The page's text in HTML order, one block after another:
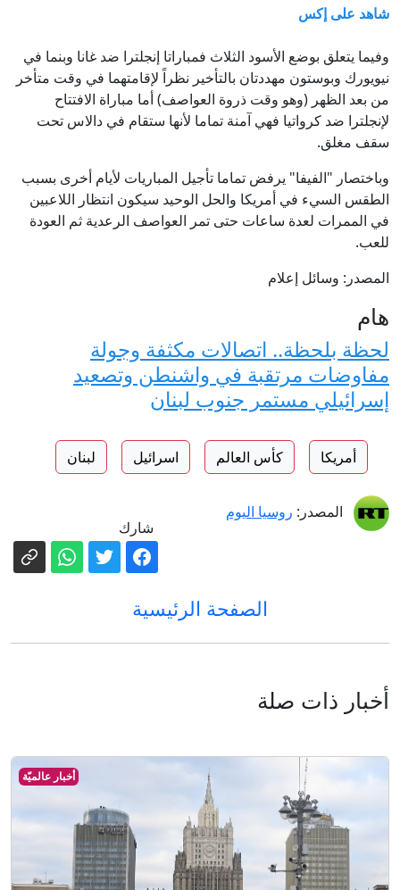
شاهد على إكس
وفيما يتعلق بوضع الأسود الثلاث فمباراتا إنجلترا ضد غانا وبنما في
نيويورك وبوستون مهددتان بالتأخير نظراً لإقامتهما في وقت متأخر
من بعد الظهر (وهو وقت ذروة العواصف) أما مباراة الافتتاح
لإنجلترا ضد كرواتيا فهي آمنة تماما لأنها ستقام في دالاس تحت
سقف مغلق.
وباختصار "الفيفا" يرفض تماما تأجيل المباريات لأيام أخرى بسبب
الطقس السيء في أمريكا والحل الوحيد سيكون انتظار اللاعبين
في الممرات لعدة ساعات حتى تمر العواصف الرعدية ثم العودة
للعب.
المصدر: وسائل إعلام
هام
لحظة بلحظة.. اتصالات مكثفة وجولة
مفاوضات مرتقبة في واشنطن وتصعيد
إسرائيلي مستمر جنوب لبنان
أمريكا كأس العالم اسرائيل لبنان
المصدر: روسيا اليوم
شارك
الصفحة الرئيسية
أخبار ذات صلة
أخبار عالميّة